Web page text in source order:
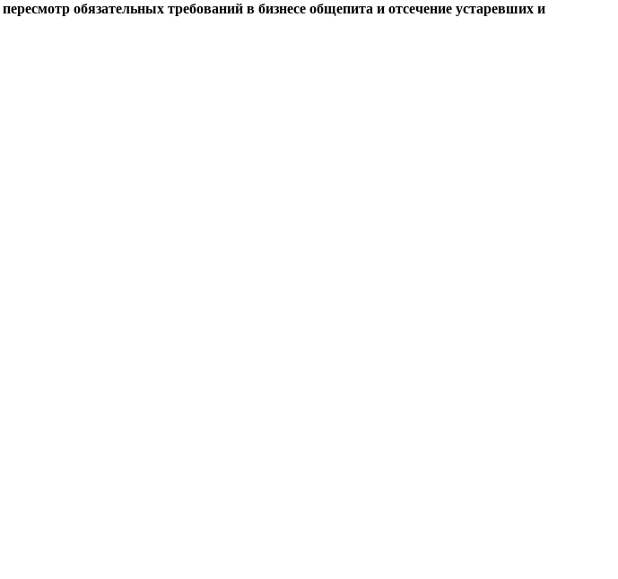
пересмотр обязательных требований в бизнесе общепита и отсечение устаревших и